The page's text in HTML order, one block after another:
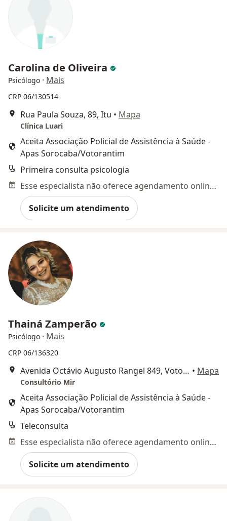
Carolina de Oliveira
Psicólogo · Mais
CRP 06/130514
Rua Paula Souza, 89, Itu • Mapa
Clínica Luari
Aceita Associação Policial de Assistência à Saúde -
Apas Sorocaba/Votorantim
Primeira consulta psicologia
Esse especialista não oferece agendamento online para esse endereço.
Solicite um atendimento
Thainá Zamperão
Psicólogo · Mais
CRP 06/136320
Avenida Octávio Augusto Rangel 849, Votorantim • Mapa
Consultório Mir
Aceita Associação Policial de Assistência à Saúde -
Apas Sorocaba/Votorantim
Teleconsulta
Esse especialista não oferece agendamento online para esse endereço.
Solicite um atendimento